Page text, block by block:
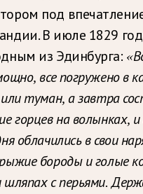
под
В июле 1829
из Эдинбурга:
все погружено в
туман, а завтра
горцев на волынках,
облачились в свои
бороды и голые
с перьями.